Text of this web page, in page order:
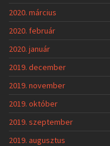
2020. március
2020. február
2020. január
2019. december
2019. november
2019. október
2019. szeptember
2019. augusztus